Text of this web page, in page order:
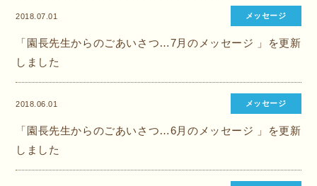
2018.07.01 メッセージ
「園長先生からのごあいさつ…7月のメッセージ 」を更新
しました
2018.06.01 メッセージ
「園長先生からのごあいさつ…6月のメッセージ 」を更新
しました